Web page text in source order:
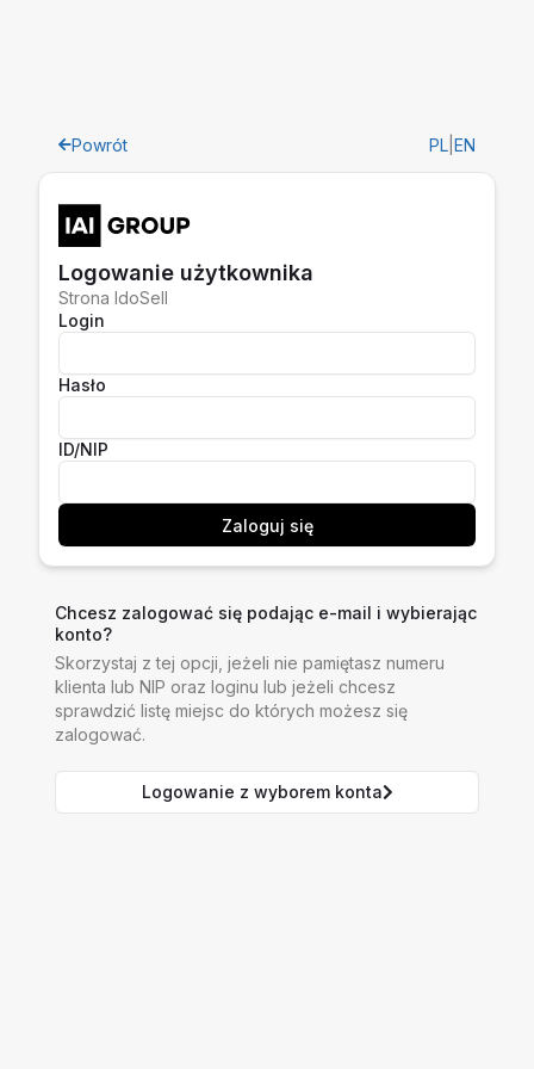
Powrót PL EN
Logowanie użytkownika
Strona IdoSell
Login
Hasło
ID/NIP
Zaloguj się
Chcesz zalogować się podając e-mail i wybierając
konto?
Skorzystaj z tej opcji, jeżeli nie pamiętasz numeru
klienta lub NIP oraz loginu lub jeżeli chcesz
sprawdzić listę miejsc do których możesz się
zalogować.
Logowanie z wyborem konta